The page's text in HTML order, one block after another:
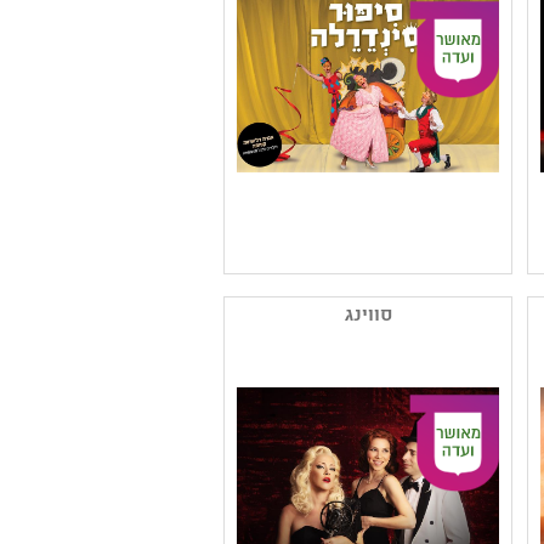
נושאים: יחסים
קטגוריה: תיאטרון לגיל הרך
אחר - פרינג' ורב-תחומי
,תיאטרון ילדים
קהל יעד: גן - ג
נושאים: תרבות עולם
סווינג